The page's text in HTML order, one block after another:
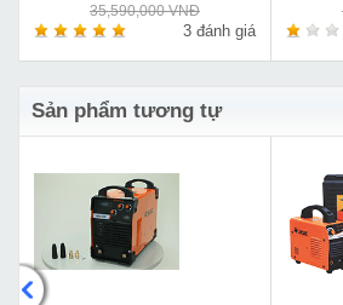
35,590,000 VNĐ
3 đánh giá
Sản phẩm tương tự